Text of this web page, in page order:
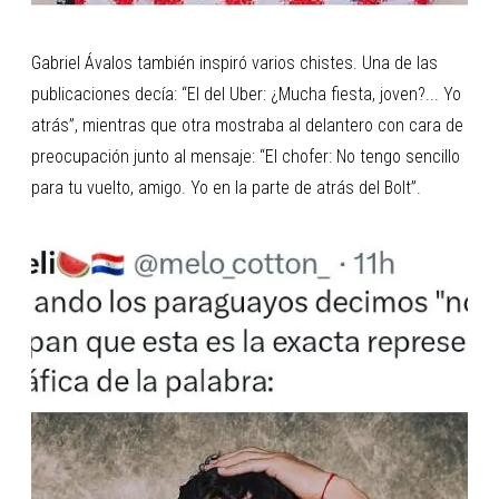
Gabriel Ávalos también inspiró varios chistes. Una de las
publicaciones decía: “El del Uber: ¿Mucha fiesta, joven?... Yo
atrás”, mientras que otra mostraba al delantero con cara de
preocupación junto al mensaje: “El chofer: No tengo sencillo
para tu vuelto, amigo. Yo en la parte de atrás del Bolt”.